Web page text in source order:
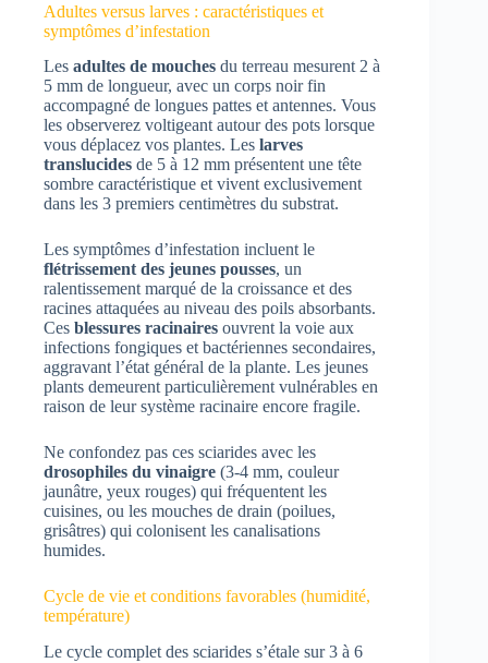
Adultes versus larves : caractéristiques et
symptômes d’infestation
Les adultes de mouches du terreau mesurent 2 à
5 mm de longueur, avec un corps noir fin
accompagné de longues pattes et antennes. Vous
les observerez voltigeant autour des pots lorsque
vous déplacez vos plantes. Les larves
translucides de 5 à 12 mm présentent une tête
sombre caractéristique et vivent exclusivement
dans les 3 premiers centimètres du substrat.
Les symptômes d’infestation incluent le
flétrissement des jeunes pousses, un
ralentissement marqué de la croissance et des
racines attaquées au niveau des poils absorbants.
Ces blessures racinaires ouvrent la voie aux
infections fongiques et bactériennes secondaires,
aggravant l’état général de la plante. Les jeunes
plants demeurent particulièrement vulnérables en
raison de leur système racinaire encore fragile.
Ne confondez pas ces sciarides avec les
drosophiles du vinaigre (3-4 mm, couleur
jaunâtre, yeux rouges) qui fréquentent les
cuisines, ou les mouches de drain (poilues,
grisâtres) qui colonisent les canalisations
humides.
Cycle de vie et conditions favorables (humidité,
température)
Le cycle complet des sciarides s’étale sur 3 à 6